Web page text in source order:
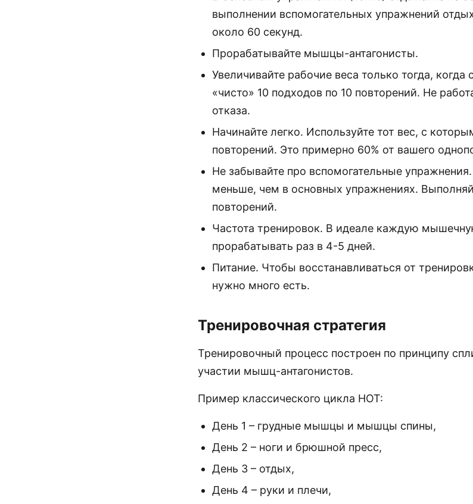
выполнении вспомогательных упражнений
около 60 секунд.
Прорабатывайте мышцы-антагонисты.
Увеличивайте рабочие веса только тогда,
«чисто» 10 подходов по 10 повторений. Не
отказа.
Начинайте легко. Используйте тот вес, с
повторений. Это примерно 60% от вашего
Не забывайте про вспомогательные
меньше, чем в основных упражнениях.
повторений.
Частота тренировок. В идеале каждую
прорабатывать раз в 4-5 дней.
Питание. Чтобы восстанавливаться от
нужно много есть.
Тренировочная стратегия
Тренировочный процесс построен по принципу
участии мышц-антагонистов.
Пример классического цикла НОТ:
День 1 – грудные мышцы и мышцы спины,
День 2 – ноги и брюшной пресс,
День 3 – отдых,
День 4 – руки и плечи,